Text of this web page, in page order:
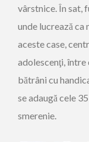
vârstnice. În sat,
unde lucrează ca
aceste case,
adolescenţi, între
bătrâni cu
se adaugă cele
smerenie.